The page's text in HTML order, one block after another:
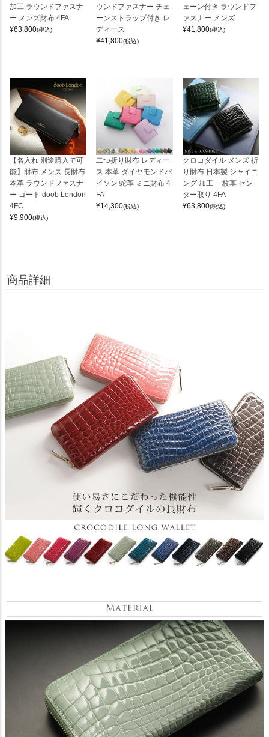
加工 ラウンドファスナ
ー メンズ財布 4FA
¥63,800(税込)
ウンドファスナー チェ
ーンストラップ付き レ
ディース
¥41,800(税込)
ェーン付き ラウンドフ
ァスナー メンズ
¥41,800(税込)
【名入れ 別途購入で可
能】財布 メンズ 長財布
本革 ラウンドファスナ
ー ゴート doob London
4FC
¥9,900(税込)
二つ折り財布 レディー
ス 本革 ダイヤモンドパ
イソン 蛇革 ミニ財布 4
FA
¥14,300(税込)
クロコダイル メンズ 折
り財布 日本製 シャイニ
ング 加工 一枚革 セン
ター取り 4FA
¥63,800(税込)
商品詳細